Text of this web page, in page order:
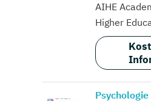
AIHE
Higher
Psychologie